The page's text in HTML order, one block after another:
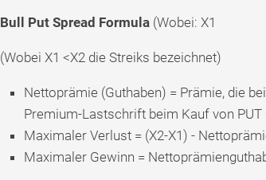
Bull Put Spread Formula(Wobei: X1
(Wobei X1 <X2 die Streiks bezeichnet)
Nettoprämie (Guthaben) = Prämie, die
Premium-Lastschrift beim Kauf von PUT
Maximaler Verlust = (X2-X1) -
Maximaler Gewinn =